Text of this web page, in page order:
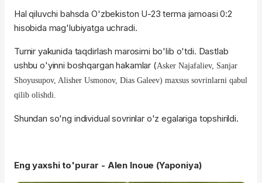
Hal qiluvchi bahsda O'zbekiston U-23 terma jamoasi 0:2
hisobida mag'lubiyatga uchradi.
Turnir yakunida taqdirlash marosimi bo'lib o'tdi. Dastlab
ushbu o'yinni boshqargan hakamlar (Asker Najafaliev, Sanjar
Shoyusupov, Alisher Usmonov, Dias Galeev) maxsus sovrinlarni qabul
qilib olishdi.
Shundan so'ng individual sovrinlar o'z egalariga topshirildi.
Eng yaxshi to'purar - Alen Inoue (Yaponiya)